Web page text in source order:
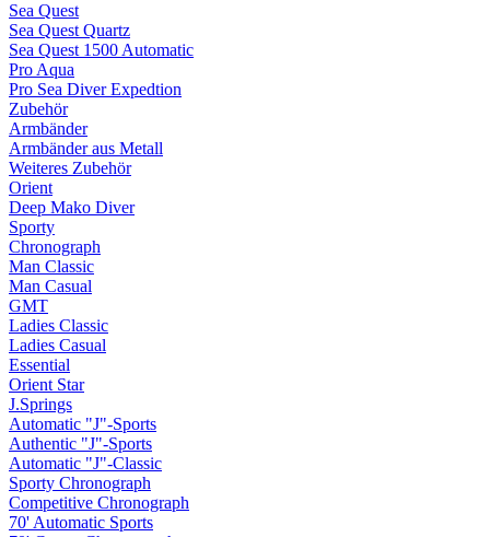
Sea Quest
Sea Quest Quartz
Sea Quest 1500 Automatic
Pro Aqua
Pro Sea Diver Expedtion
Zubehör
Armbänder
Armbänder aus Metall
Weiteres Zubehör
Orient
Deep Mako Diver
Sporty
Chronograph
Man Classic
Man Casual
GMT
Ladies Classic
Ladies Casual
Essential
Orient Star
J.Springs
Automatic "J"-Sports
Authentic "J"-Sports
Automatic "J"-Classic
Sporty Chronograph
Competitive Chronograph
70' Automatic Sports